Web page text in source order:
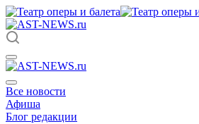
Все новости
Афиша
Блог редакции